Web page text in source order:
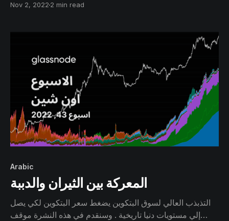
على أرضية بير ماركت شبيهة بالدورات السابقة للبير ماركت
Nov 2, 2022 2 min read
Arabic
المعركة بين الثيران والدببة
التذبذب العالي لسوق البتكوين يضغط سعر البتكوين لكي يصل
إلي مستويات دنيا تاريخية . وسنقدم في هذه النشرة موقف